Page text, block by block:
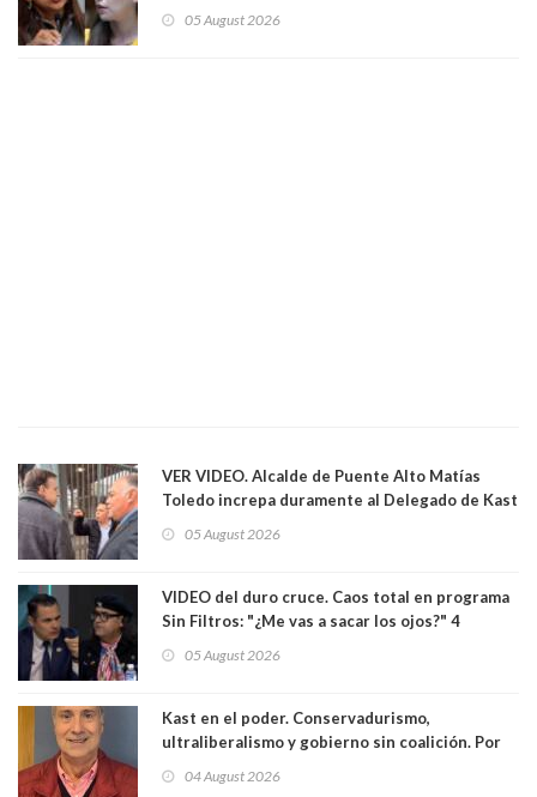
senadoras Camila Flores y Fabiola Campillai en
05 August 2026
VER VIDEO. Alcalde de Puente Alto Matías
Toledo increpa duramente al Delegado de Kast
delegado nuevamente arrancando"
05 August 2026
VIDEO del duro cruce. Caos total en programa
Sin Filtros: "¿Me vas a sacar los ojos?" 4
excarabinero que dejó ciego a Gustavo Gatica:
05 August 2026
Kast en el poder. Conservadurismo,
ultraliberalismo y gobierno sin coalición. Por
04 August 2026